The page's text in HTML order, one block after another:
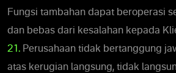
Fungsi tambahan dapat beroperasi
dan bebas dari kesalahan kepada
21. Perusahaan tidak bertanggung
atas kerugian langsung, tidak